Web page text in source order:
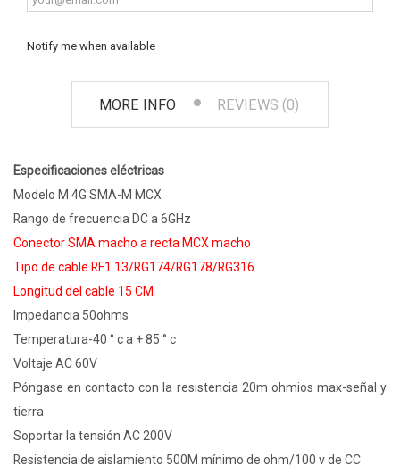
Notify me when available
MORE INFO REVIEWS (0)
Especificaciones eléctricas
Modelo M 4G SMA-M MCX
Rango de frecuencia DC a 6GHz
Conector SMA macho a recta MCX macho
Tipo de cable RF1.13/RG174/RG178/RG316
Longitud del cable 15 CM
Impedancia 50ohms
Temperatura-40 ° c a + 85 ° c
Voltaje AC 60V
Póngase en contacto con la resistencia 20m ohmios max-señal y
tierra
Soportar la tensión AC 200V
Resistencia de aislamiento 500M mínimo de ohm/100 v de CC